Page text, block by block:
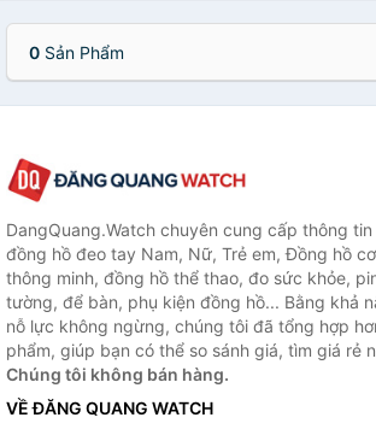
0 Sản Phẩm
DangQuang.Watch chuyên cung cấp thông
đồng hồ đeo tay Nam, Nữ, Trẻ em, Đồng hồ
thông minh, đồng hồ thể thao, đo sức khỏe,
tường, để bàn, phụ kiện đồng hồ... Bằng khả
nỗ lực không ngừng, chúng tôi đã tổng hợp
phẩm, giúp bạn có thể so sánh giá, tìm giá rẻ
Chúng tôi không bán hàng.
VỀ ĐĂNG QUANG WATCH